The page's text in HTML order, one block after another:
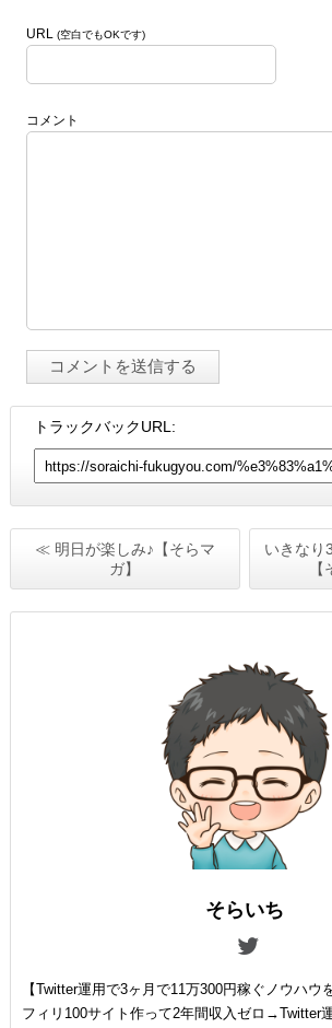
URL (空白でもOKです)
コメント
トラックバックURL:
≪ 明日が楽しみ♪【そらマ
ガ】
いきなり
そらいち
【Twitter運用で3ヶ月で11万300円稼ぐノウハウ
フィリ100サイト作って2年間収入ゼロ→Twitter